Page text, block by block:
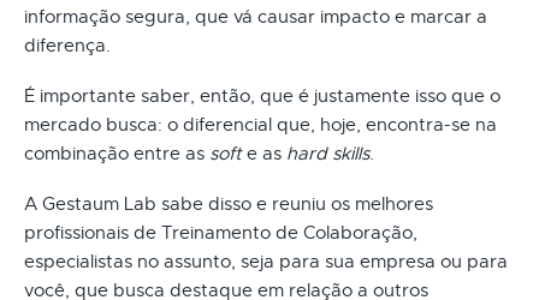
informação segura, que vá causar impacto e marcar a
diferença.
É importante saber, então, que é justamente isso que o
mercado busca: o diferencial que, hoje, encontra-se na
combinação entre as softe as hard skills.
A Gestaum Lab sabe disso e reuniu os melhores
profissionais de Treinamento de Colaboração,
especialistas no assunto, seja para sua empresa ou para
você, que busca destaque em relação a outros